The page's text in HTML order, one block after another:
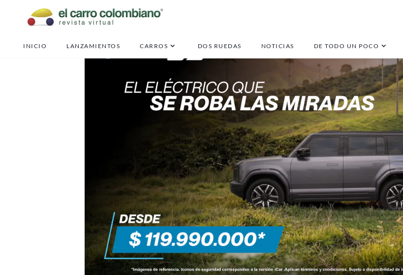
INICIO LANZAMIENTOS CARROS DOS RUEDAS NOTICIAS DE TODO UN POCO